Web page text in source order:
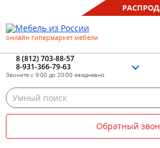
онлайн гипермаркет мебели
8 (812) 703-88-57
8-931-366-79-63
Звоните с 9:00 до 20:00 ежедневно
Обратный